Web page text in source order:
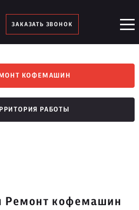
ЗАКАЗАТЬ ЗВОНОК
КОФЕМАШИН
РАБОТЫ
Ремонт кофемашин